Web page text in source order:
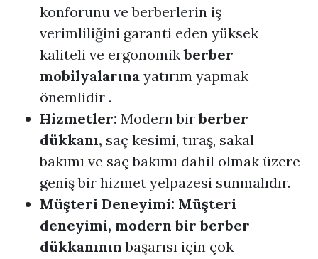
konforunu ve berberlerin iş
verimliliğini garanti eden yüksek
kaliteli ve ergonomikberber
mobilyalarına yatırım yapmak
önemlidir .
Hizmetler: Modern birberber
dükkanı, saç kesimi, tıraş, sakal
bakımı ve saç bakımı dahil olmak üzere
geniş bir hizmet yelpazesi sunmalıdır.
Müşteri Deneyimi: Müşteri
deneyimi, modern birberber
dükkanının başarısı için çok